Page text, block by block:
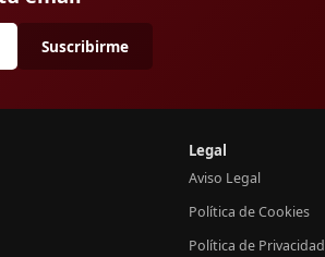
Suscribirme
Legal
Aviso Legal
Política de Cookies
Política de Privacidad